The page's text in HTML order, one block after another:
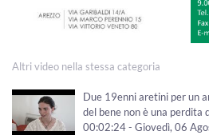
Altri video nella stessa categoria
Due 19enni aretini per un
del bene non è una perdita
00:02:24 - Giovedì, 06